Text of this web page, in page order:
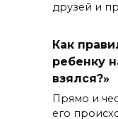
друзей и
Как
ребенку
взялся?»
Прямо и
его